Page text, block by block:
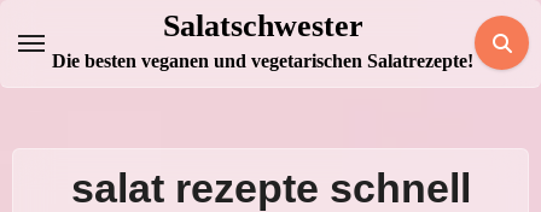
Inhalt
springen
Salatschwester
Die besten veganen und vegetarischen Salatrezepte!
salat rezepte schnell